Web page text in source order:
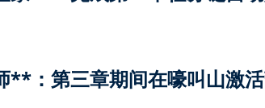
：第三章期间在嚎叫山激活